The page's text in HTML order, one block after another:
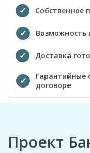
Собственное
Возможность
Доставка
Гарантийные
договоре
Проект